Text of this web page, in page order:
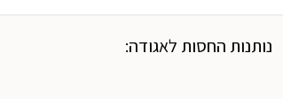
נותנות החסות לאגודה: